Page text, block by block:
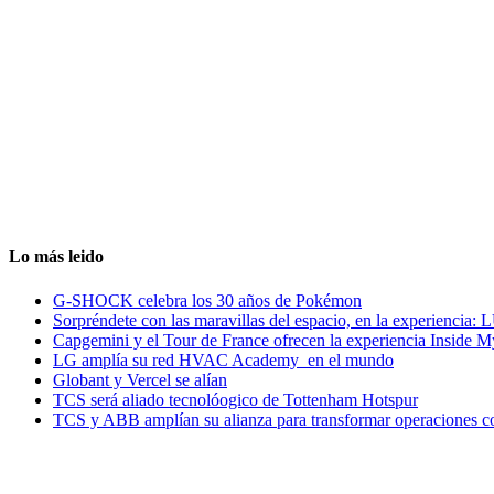
Lo más leido
G-SHOCK celebra los 30 años de Pokémon
Sorpréndete con las maravillas del espacio, en la experiencia:
Capgemini y el Tour de France ofrecen la experiencia Inside
LG amplía su red HVAC Academy en el mundo
Globant y Vercel se alían
TCS será aliado tecnolóogico de Tottenham Hotspur
TCS y ABB amplían su alianza para transformar operaciones